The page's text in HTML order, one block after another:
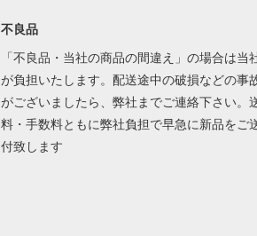
不良品
「不良品・当社の商品の間違え」の場合は当
が負担いたします。配送途中の破損などの事
がございましたら、弊社までご連絡下さい。
料・手数料ともに弊社負担で早急に新品をご
付致します